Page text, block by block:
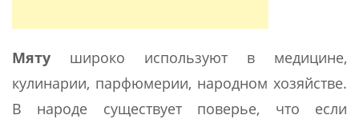
Мяту широко используют в медицине,
кулинарии, парфюмерии, народном хозяйстве.
В народе существует поверье, что если